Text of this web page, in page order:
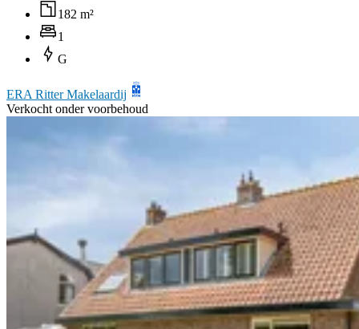
182 m²
1
G
ERA Ritter Makelaardij
Verkocht onder voorbehoud